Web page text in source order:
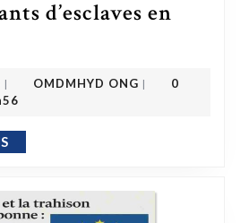
d’esclaves en
21 mars 2023
| OMDMHYD ONG |
0
EN SAVOIR PLUS